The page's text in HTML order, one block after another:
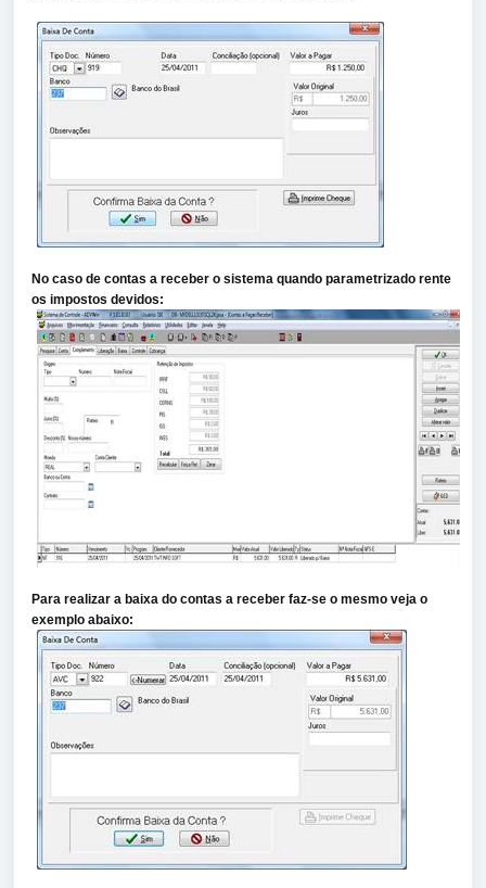
No caso de contas a receber o sistema quando parametrizado rente
os impostos devidos:
Para realizar a baixa do contas a receber faz-se o mesmo veja o
exemplo abaixo: